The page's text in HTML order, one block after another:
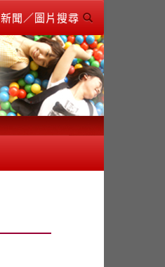
新聞／圖片搜尋